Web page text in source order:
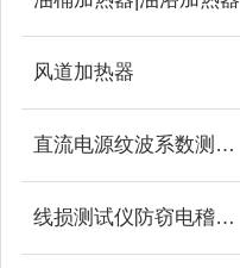
风道加热器
直流电源纹波系数测试仪
线损测试仪防窃电稽查仪